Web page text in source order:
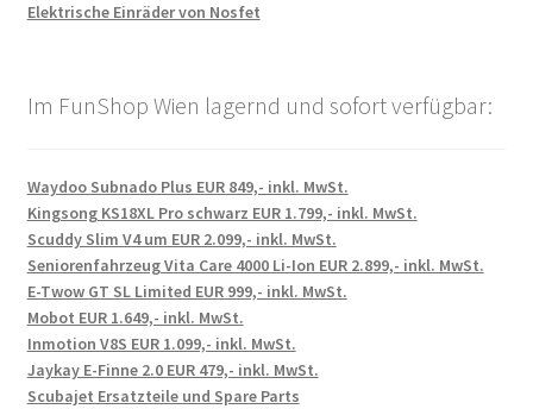
Elektrische Einräder von Nosfet
Im FunShop Wien lagernd und sofort verfügbar:
Waydoo Subnado Plus EUR 849,- inkl. MwSt.
Kingsong KS18XL Pro schwarz EUR 1.799,- inkl. MwSt.
Scuddy Slim V4 um EUR 2.099,- inkl. MwSt.
Seniorenfahrzeug Vita Care 4000 Li-Ion EUR 2.899,- inkl. MwSt.
E-Twow GT SL Limited EUR 999,- inkl. MwSt.
Mobot EUR 1.649,- inkl. MwSt.
Inmotion V8S EUR 1.099,- inkl. MwSt.
Jaykay E-Finne 2.0 EUR 479,- inkl. MwSt.
Scubajet Ersatzteile und Spare Parts